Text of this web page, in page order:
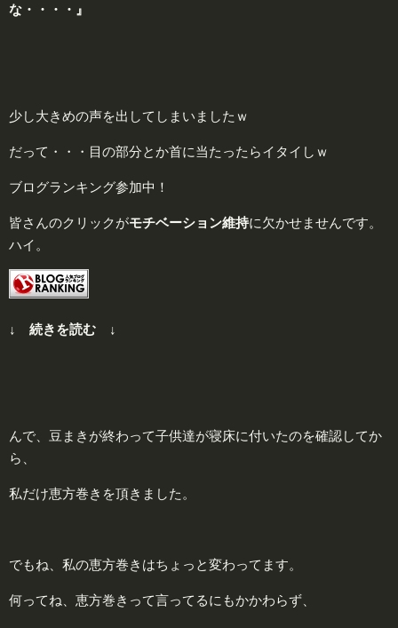
な ・・・・ 』
少し大きめの声を出してしまいましたｗ
だって・・・目の部分とか首に当たったらイタイしｗ
ブログランキング参加中！
皆さんのクリックがモチベーション維持に欠かせませんです。
ハイ。
↓ 続きを読む ↓
んで、豆まきが終わって子供達が寝床に付いたのを確認してか
ら、
私だけ恵方巻きを頂きました。
でもね、私の恵方巻きはちょっと変わってます。
何ってね、恵方巻きって言ってるにもかかわらず、